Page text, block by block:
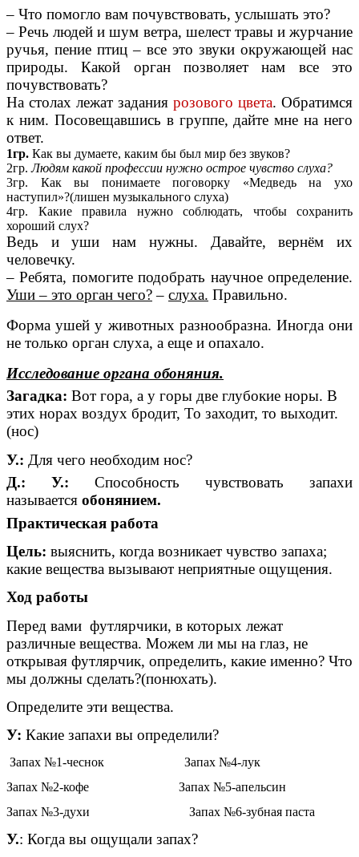
– Что помогло вам почувствовать, услышать это?
– Речь людей и шум ветра, шелест травы и журчание
ручья, пение птиц – все это звуки окружающей нас
природы. Какой орган позволяет нам все это
почувствовать?
На столах лежат задания розового цвета. Обратимся
к ним. Посовещавшись в группе, дайте мне на него
ответ.
1гр. Как вы думаете, каким бы был мир без звуков?
2гр.Людям какой профессии нужно острое чувство слуха?
3гр.
Как вы понимаете поговорку «Медведь на ухо
наступил»?(лишен музыкального слуха)
4гр. Какие правила нужно соблюдать, чтобы сохранить
хороший слух?
Ведь и уши нам нужны. Давайте, вернём их
человечку.
– Ребята, помогите подобрать научное определение.
Уши – это орган чего?– слуха. Правильно.
Форма ушей у животных разнообразна. Иногда они
не только орган слуха, а еще и опахало.
Исследование органа обоняния.
Загадка: Вот гора, а у горы две глубокие норы. В
этих норах воздух бродит, То заходит, то выходит.
(нос)
У.: Для чего необходим нос?
Д.: У.: Способность чувствовать запахи
называется обонянием.
Практическая работа
Цель: выяснить, когда возникает чувство запаха;
какие вещества вызывают неприятные ощущения.
Ход работы
Перед вами футлярчики, в которых лежат
различные вещества. Можем ли мы на глаз, не
открывая футлярчик, определить, какие именно? Что
мы должны сделать?(понюхать).
Определите эти вещества.
У: Какие запахи вы определили?
Запах №1-чеснок Запах №4-лук
Запах №2-кофе Запах №5-апельсин
Запах №3-духи Запах №6-зубная паста
У.: Когда вы ощущали запах?